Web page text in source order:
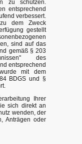
zu schützen.
entsprechend
verbessert.
dem Zweck
gestellt
sind auf das
gemäß § 203
des
entsprechend
mit dem
BDGS und §
Ihrer
sich direkt an
wenden, der
Anträgen oder